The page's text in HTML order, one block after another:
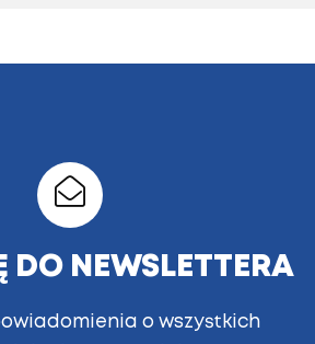
DO NEWSLETTERA
o wszystkich